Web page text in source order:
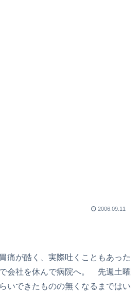
2006.09.11
痛が酷く、実際吐くこともあった
会社を休んで病院へ。 先週土曜
いできたものの無くなるまではい